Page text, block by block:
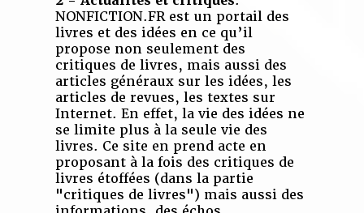
NONFICTION.FR est un portail des
livres et des idées en ce qu’il
propose non seulement des
critiques de livres, mais aussi des
articles généraux sur les idées, les
articles de revues, les textes sur
Internet. En effet, la vie des idées ne
se limite plus à la seule vie des
livres. Ce site en prend acte en
proposant à la fois des critiques de
livres étoffées (dans la partie
"critiques de livres") mais aussi des